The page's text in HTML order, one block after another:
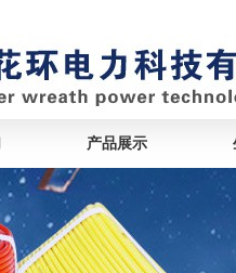
产品展示